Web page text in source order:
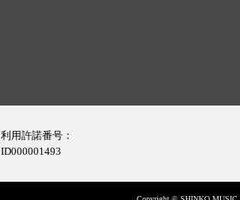
利用許諾番号：
ID000001493